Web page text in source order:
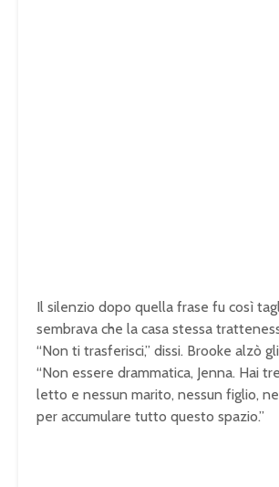
Il silenzio dopo quella frase fu così
sembrava che la casa stessa
“Non ti trasferisci,” dissi. Brooke alzò
“Non essere drammatica, Jenna. Hai
letto e nessun marito, nessun figlio,
per accumulare tutto questo spazio.”